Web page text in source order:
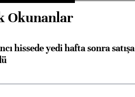
Okunanlar
hissede yedi hafta sonra satışa